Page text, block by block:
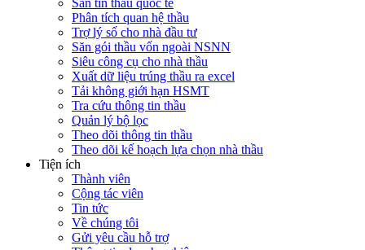
Săn tin thầu quốc tế
Phân tích quan hệ thầu
Trợ lý số cho nhà đầu tư
Săn gói thầu vốn ngoài NSNN
Siêu công cụ cho nhà thầu
Xuất dữ liệu trúng thầu ra excel
Tải không giới hạn HSMT
Tra cứu thông tin thầu
Quản lý bộ lọc
Theo dõi thông tin thầu
Theo dõi kế hoạch lựa chọn nhà thầu
Tiện ích
Thành viên
Cộng tác viên
Tin tức
Về chúng tôi
Gửi yêu cầu hỗ trợ